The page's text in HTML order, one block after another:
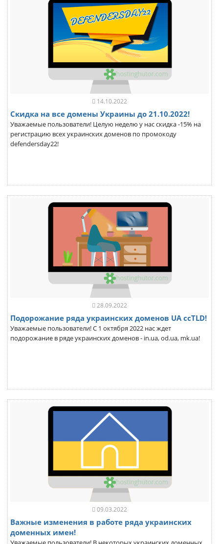
14.10.2022
Скидка на все домены Украины до 21.10.2022!
Уважаемые пользователи! Целую неделю у нас скидка -15% на
регистрацию всех украинских доменов по промокоду
defendersday22!
28.09.2022
Подорожание ряда украинских доменов UA ccTLD!
Уважаемые пользователи! С 1 октября 2022 нас ждет
подорожание в ряде украинских доменов - in.ua, od.ua, mk.ua!
09.03.2022
Важные изменения в работе ряда украинских
доменных имен!